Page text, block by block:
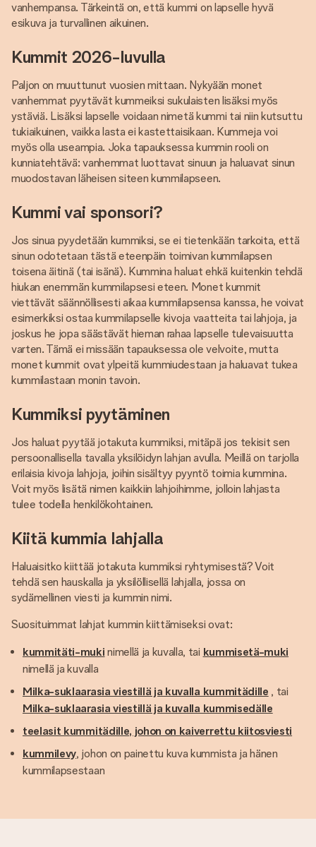
vanhempansa. Tärkeintä on, että kummi on lapselle hyvä
esikuva ja turvallinen aikuinen.
Kummit 2026-luvulla
Paljon on muuttunut vuosien mittaan. Nykyään monet
vanhemmat pyytävät kummeiksi sukulaisten lisäksi myös
ystäviä. Lisäksi lapselle voidaan nimetä kummi tai niin kutsuttu
tukiaikuinen, vaikka lasta ei kastettaisikaan. Kummeja voi
myös olla useampia. Joka tapauksessa kummin rooli on
kunniatehtävä: vanhemmat luottavat sinuun ja haluavat sinun
muodostavan läheisen siteen kummilapseen.
Kummi vai sponsori?
Jos sinua pyydetään kummiksi, se ei tietenkään tarkoita, että
sinun odotetaan tästä eteenpäin toimivan kummilapsen
toisena äitinä (tai isänä). Kummina haluat ehkä kuitenkin tehdä
hiukan enemmän kummilapsesi eteen. Monet kummit
viettävät säännöllisesti aikaa kummilapsensa kanssa, he voivat
esimerkiksi ostaa kummilapselle kivoja vaatteita tai lahjoja, ja
joskus he jopa säästävät hieman rahaa lapselle tulevaisuutta
varten. Tämä ei missään tapauksessa ole velvoite, mutta
monet kummit ovat ylpeitä kummiudestaan ja haluavat tukea
kummilastaan monin tavoin.
Kummiksi pyytäminen
Jos haluat pyytää jotakuta kummiksi, mitäpä jos tekisit sen
persoonallisella tavalla yksilöidyn lahjan avulla. Meillä on tarjolla
erilaisia kivoja lahjoja, joihin sisältyy pyyntö toimia kummina.
Voit myös lisätä nimen kaikkiin lahjoihimme, jolloin lahjasta
tulee todella henkilökohtainen.
Kiitä kummia lahjalla
Haluaisitko kiittää jotakuta kummiksi ryhtymisestä? Voit
tehdä sen hauskalla ja yksilöllisellä lahjalla, jossa on
sydämellinen viesti ja kummin nimi.
Suosituimmat lahjat kummin kiittämiseksi ovat:
kummitäti-muki nimellä ja kuvalla, tai kummisetä-muki
nimellä ja kuvalla
Milka-suklaarasia viestillä ja kuvalla kummitädille , tai
Milka-suklaarasia viestillä ja kuvalla kummisedälle
teelasit kummitädille, johon on kaiverrettu kiitosviesti
kummilevy, johon on painettu kuva kummista ja hänen
kummilapsestaan